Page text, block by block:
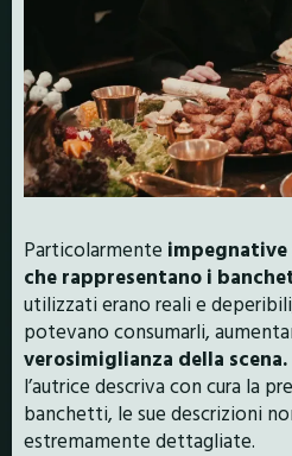
Particolarmente impegnative
che rappresentano i
utilizzati erano reali e
potevano consumarli,
verosimiglianza della scena.
l’autrice descriva con cura la
banchetti, le sue descrizioni
estremamente dettagliate.